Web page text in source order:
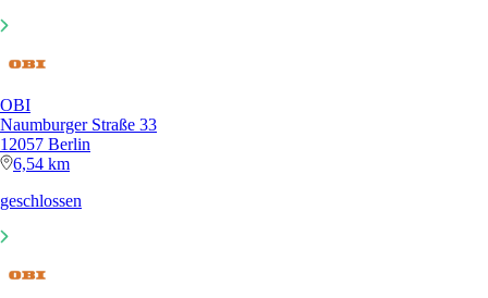
OBI
Naumburger Straße 33
12057 Berlin
6,54 km
geschlossen